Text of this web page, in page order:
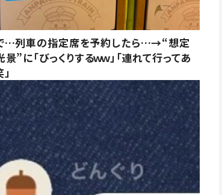
…列車の指定席を予約したら…→“想定
”に「びっくりするｗｗ」「連れて行ってあ